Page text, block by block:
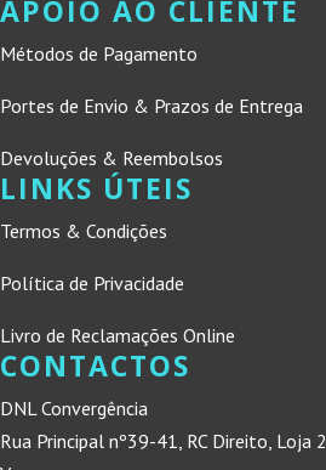
APOIO AO CLIENTE
Métodos de Pagamento
Portes de Envio & Prazos de Entrega
Devoluções & Reembolsos
LINKS ÚTEIS
Termos & Condições
Política de Privacidade
Livro de Reclamações Online
CONTACTOS
DNL Convergência
Rua Principal nº39-41, RC Direito, Loja 2